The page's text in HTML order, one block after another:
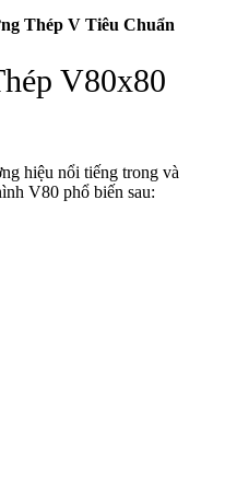
Thép V Tiêu Chuẩn
V80x80
hiệu nổi tiếng trong và
V80 phổ biến sau: